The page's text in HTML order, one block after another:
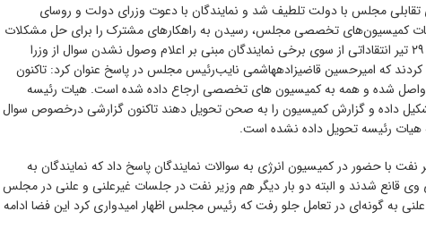
مجلس با دولت تلطیف شد و نمایندگان با دعوت وزرای دولت و روسای
کمیسیون‌های تخصصی مجلس، رسیدن به راهکارهای مشترک را برای حل مشکلات
کشور دنبال کردند. البته در ۲۹ تیر انتقاداتی از سوی برخی نمایندگان مبنی بر اعلام وصول نشدن سوال از وزرا
که امیرحسین قاضیزادههاشمی نایب‌رئیس مجلس در پاسخ عنوان کرد: تاکنون
واصل شده و همه به کمیسیون های تخصصی ارجاع داده شده است. هیات رئیسه
داده و گزارش کمیسیون را به صحن تحویل دهند تاکنون گزارشی درخصوص سوال
هیات رئیسه تحویل داده نشده است.
وزیر نفت با حضور در کمیسیون انرژی به سوالات نمایندگان پاسخ داد که نمایندگان به
قانع شدند و البته دو بار دیگر هم وزیر نفت در جلسات غیرعلنی و علنی در مجلس
به گونه‌ای در تعامل جلو رفت که رئیس مجلس اظهار امیدواری کرد این فضا ادامه